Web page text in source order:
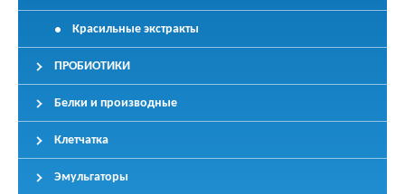
Красильные экстракты
ПРОБИОТИКИ
Белки и производные
Клетчатка
Эмульгаторы